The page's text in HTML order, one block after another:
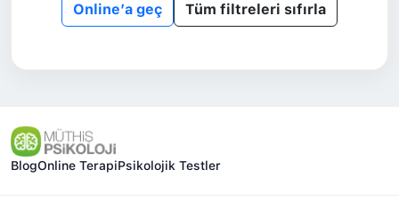
Online’a geç Tüm filtreleri sıfırla
BlogOnline TerapiPsikolojik Testler